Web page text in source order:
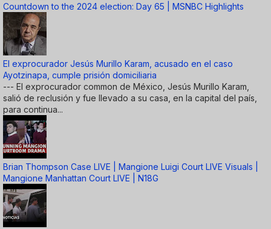
Countdown to the 2024 election: Day 65 | MSNBC Highlights
El exprocurador Jesús Murillo Karam, acusado en el caso
Ayotzinapa, cumple prisión domiciliaria
--- El exprocurador common de México, Jesús Murillo Karam,
salió de reclusión y fue llevado a su casa, en la capital del país,
para continua...
Brian Thompson Case LIVE | Mangione Luigi Court LIVE Visuals |
Mangione Manhattan Court LIVE | N18G